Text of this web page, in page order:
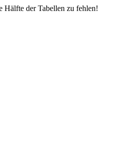
Hälfte der Tabellen zu fehlen!